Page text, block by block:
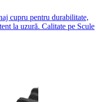
cupru pentru durabilitate,
la uzură. Calitate pe Scule